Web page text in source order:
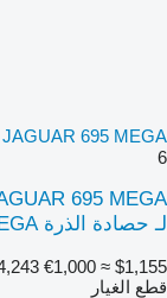
JAGUAR 695 MEGA لـ حصادة الذرة Claas JAGUAR 695 MEGA
6
695 MEGA
لـ حصادة الذرة Claas JAGUAR 695 MEGA
€1,000 ≈ $1,155
قطع الغيار